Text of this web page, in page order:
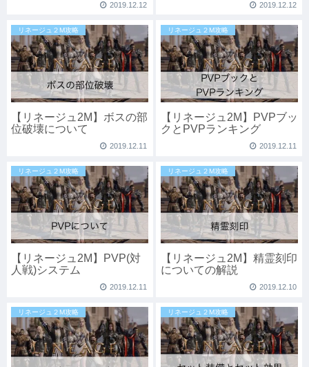
2019.12.12 2019.12.12
リネージュ２M攻略
【リネージュ2M】ボスの部
位破壊について
2019.12.11
リネージュ２M攻略
【リネージュ2M】PVPブッ
クとPVPランキング
2019.12.11
リネージュ２M攻略
【リネージュ2M】PVP(対
人戦)システム
2019.12.11
リネージュ２M攻略
【リネージュ2M】精霊刻印
についての解説
2019.12.10
リネージュ２M攻略 リネージュ２M攻略